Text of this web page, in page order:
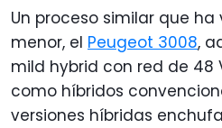
Un proceso similar que
menor, el Peugeot 3008,
mild hybrid con red de 48
como híbridos
versiones híbridas